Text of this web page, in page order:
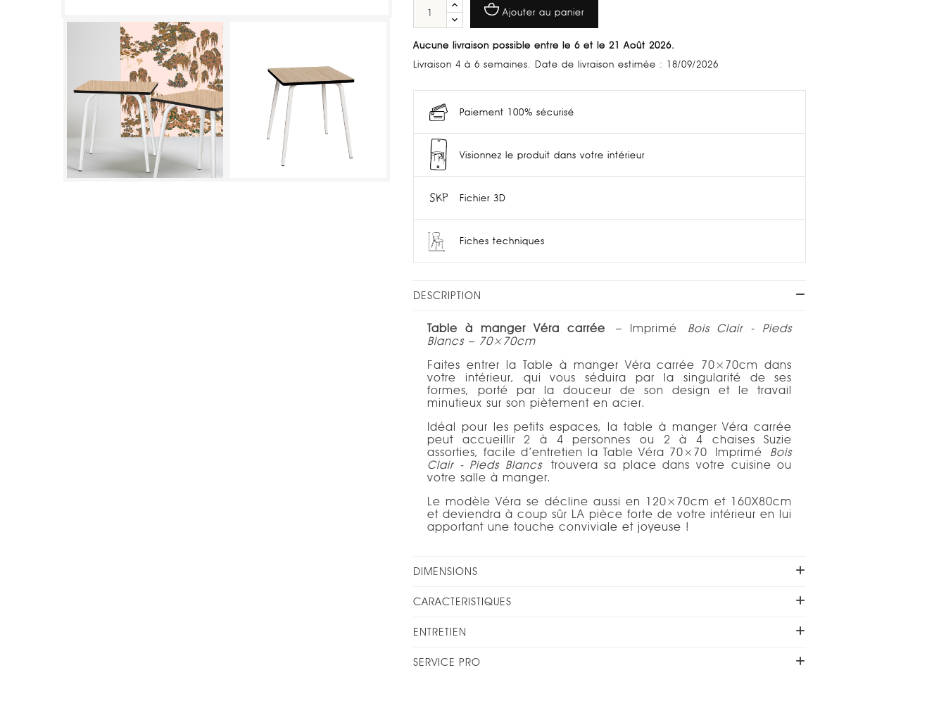
Ajouter au panier
Aucune livraison possible entre le 6 et le 21 Août 2026.
Livraison 4 à 6 semaines. Date de livraison estimée : 18/09/2026
Paiement 100% sécurisé
Visionnez le produit dans votre intérieur
Fichier 3D
Fiches techniques
DESCRIPTION
Table à manger Véra carrée – Imprimé Bois Clair - Pieds
Blancs – 70×70cm
Faites entrer la Table à manger Véra carrée 70×70cm dans
votre intérieur, qui vous séduira par la singularité de ses
formes, porté par la douceur de son design et le travail
minutieux sur son piètement en acier.
Idéal pour les petits espaces, la table à manger Véra carrée
peut accueillir 2 à 4 personnes ou 2 à 4 chaises Suzie
assorties, facile d’entretien la Table Véra 70×70 Imprimé Bois
Clair - Pieds Blancstrouvera sa place dans votre cuisine ou
votre salle à manger.
Le modèle Véra se décline aussi en 120×70cm et 160X80cm
et deviendra à coup sûr LA pièce forte de votre intérieur en lui
apportant une touche conviviale et joyeuse !
DIMENSIONS
CARACTERISTIQUES
ENTRETIEN
SERVICE PRO